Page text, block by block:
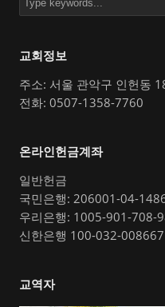
교회정보
주소: 서울 관악구 인헌동
전화: 0507-1358-7760
온라인헌금계좌
일반헌금
국민은행: 206001-04-
우리은행: 1005-901-708-
신한은행 100-032-
교역자